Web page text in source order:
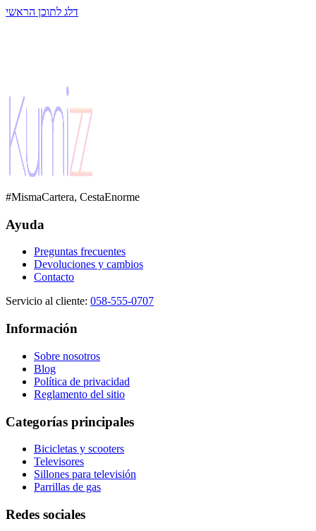
דלג לתוכן הראשי
#MismaCartera, CestaEnorme
Ayuda
Preguntas frecuentes
Devoluciones y cambios
Contacto
Servicio al cliente: 058-555-0707
Información
Sobre nosotros
Blog
Política de privacidad
Reglamento del sitio
Categorías principales
Bicicletas y scooters
Televisores
Sillones para televisión
Parrillas de gas
Redes sociales